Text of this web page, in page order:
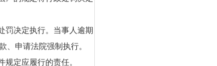
罚决定执行。当事人逾期
、申请法院强制执行。
规定应履行的责任。